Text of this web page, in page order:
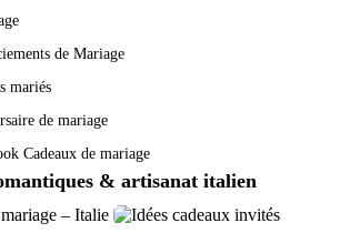
de Mariage
mariés
de mariage
Cadeaux de mariage
& artisanat italien